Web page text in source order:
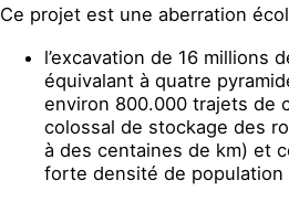
Ce projet est une aberration
l’excavation de 16 millions
équivalant à quatre
environ 800.000 trajets de
colossal de stockage des
à des centaines de km) et
forte densité de population